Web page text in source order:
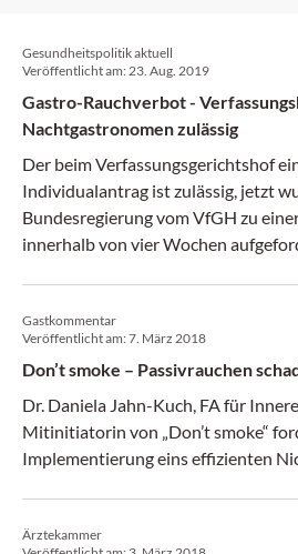
Gesundheitspolitik aktuell
Veröffentlicht am:23. Aug. 2019
Gastro-Rauchverbot -
Nachtgastronomen zulässig
Der beim Verfassungsgerichtshof
Individualantrag ist zulässig, jetzt
Bundesregierung vom VfGH zu
innerhalb von vier Wochen
Gastkommentar
Veröffentlicht am:7. März 2018
Don’t smoke – Passivrauchen
Dr. Daniela Jahn-Kuch, FA für
Mitinitiatorin von „Don’t smoke“
Implementierung eins effizienten
Ärztekammer